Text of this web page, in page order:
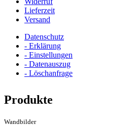
Lieferzeit
Versand
Datenschutz
- Erklärung
- Einstellungen
- Datenauszug
- Löschanfrage
Produkte
Wandbilder